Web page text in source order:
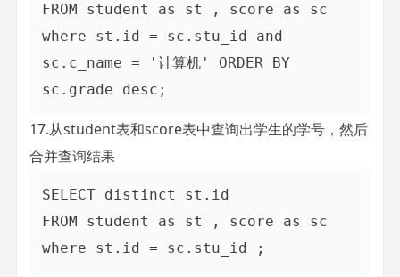
FROM student as st , score as sc
where st.id = sc.stu_id and
sc.c_name = '计算机' ORDER BY
17.从student表和score表中查询出学生的学号，然后
合并查询结果
SELECT distinct st.id
FROM student as st , score as sc